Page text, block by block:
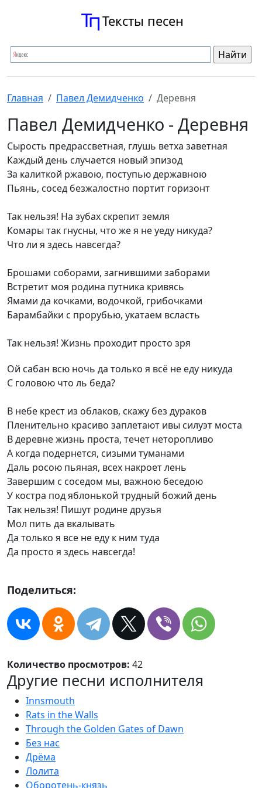
Тексты песен
Главная Павел Демидченко Деревня
Павел Демидченко - Деревня
Сырость предрассветная, глушь ветха заветная
Каждый день случается новый эпизод
За калиткой ржавою, поступью державною
Пьянь, сосед безжалостно портит горизонт
Так нельзя! На зубах скрепит земля
Комары так гнусны, что же я не уеду никуда?
Что ли я здесь навсегда?
Брошами соборами, загнившими заборами
Встретит моя родина путника кривясь
Ямами да кочками, водочкой, грибочками
Барамбайки с прорубью, укатаем всласть
Так нельзя! Жизнь проходит просто зря
Ой сабан всю ночь да только я всё не еду никуда
С головою что ль беда?
В небе крест из облаков, скажу без дураков
Пленительно красиво заплетают ивы силуэт моста
В деревне жизнь проста, течет неторопливо
А когда подернется, сизыми туманами
Даль росою пьяная, всех накроет лень
Завершим с соседом мы, важною беседою
У костра под яблонькой трудный божий день
Так нельзя! Пишут родине друзья
Мол пить да вкалывать
Да только я все не еду к ним туда
Да просто я здесь навсегда!
Поделиться:
Количество просмотров: 42
Другие песни исполнителя
Innsmouth
Rats in the Walls
Through the Golden Gates of Dawn
Без нас
Дрёма
Лолита
Оборотень-князь